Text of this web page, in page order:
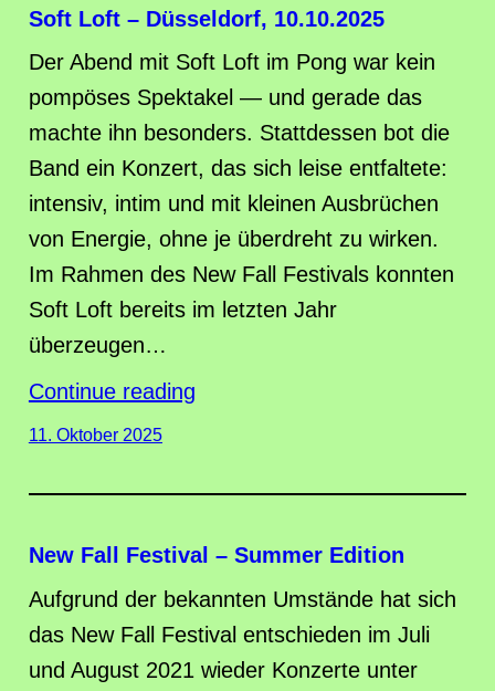
Soft Loft – Düsseldorf, 10.10.2025
Der Abend mit Soft Loft im Pong war kein
pompöses Spektakel — und gerade das
machte ihn besonders. Stattdessen bot die
Band ein Konzert, das sich leise entfaltete:
intensiv, intim und mit kleinen Ausbrüchen
von Energie, ohne je überdreht zu wirken.
Im Rahmen des New Fall Festivals konnten
Soft Loft bereits im letzten Jahr
überzeugen…
Continue reading
11. Oktober 2025
New Fall Festival – Summer Edition
Aufgrund der bekannten Umstände hat sich
das New Fall Festival entschieden im Juli
und August 2021 wieder Konzerte unter